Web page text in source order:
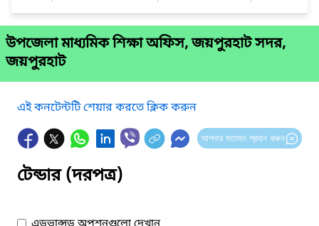
উপজেলা মাধ্যমিক শিক্ষা অফিস, জয়পুরহাট সদর,
জয়পুরহাট
এই কনটেন্টটি শেয়ার করতে ক্লিক করুন
আপনার মতামত প্রদান করুন
টেন্ডার (দরপত্র)